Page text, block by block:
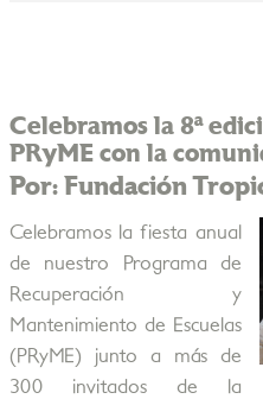
Celebramos la 8ª
PRyME con la
Por: Fundación
Celebramos la fiesta anual
de nuestro Programa de
Recuperación y
Mantenimiento de Escuelas
(PRyME) junto a más de
300 invitados de la